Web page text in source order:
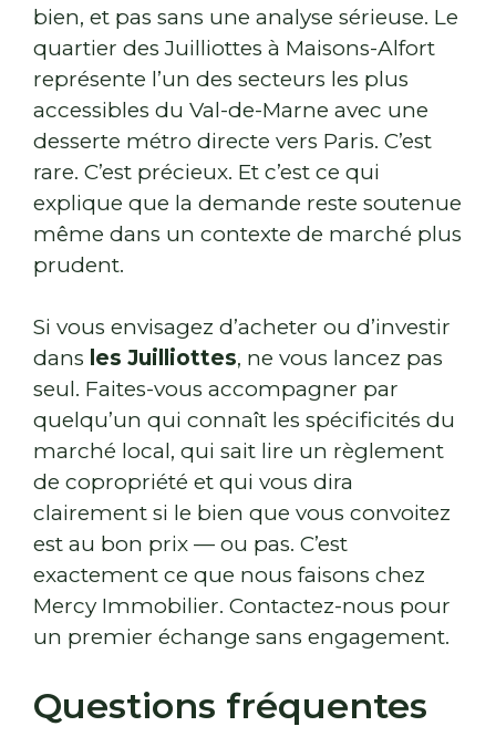
bien, et pas sans une analyse sérieuse. Le
quartier des Juilliottes à Maisons-Alfort
représente l’un des secteurs les plus
accessibles du Val-de-Marne avec une
desserte métro directe vers Paris. C’est
rare. C’est précieux. Et c’est ce qui
explique que la demande reste soutenue
même dans un contexte de marché plus
prudent.
Si vous envisagez d’acheter ou d’investir
dans les Juilliottes, ne vous lancez pas
seul. Faites-vous accompagner par
quelqu’un qui connaît les spécificités du
marché local, qui sait lire un règlement
de copropriété et qui vous dira
clairement si le bien que vous convoitez
est au bon prix — ou pas. C’est
exactement ce que nous faisons chez
Mercy Immobilier. Contactez-nous pour
un premier échange sans engagement.
Questions fréquentes